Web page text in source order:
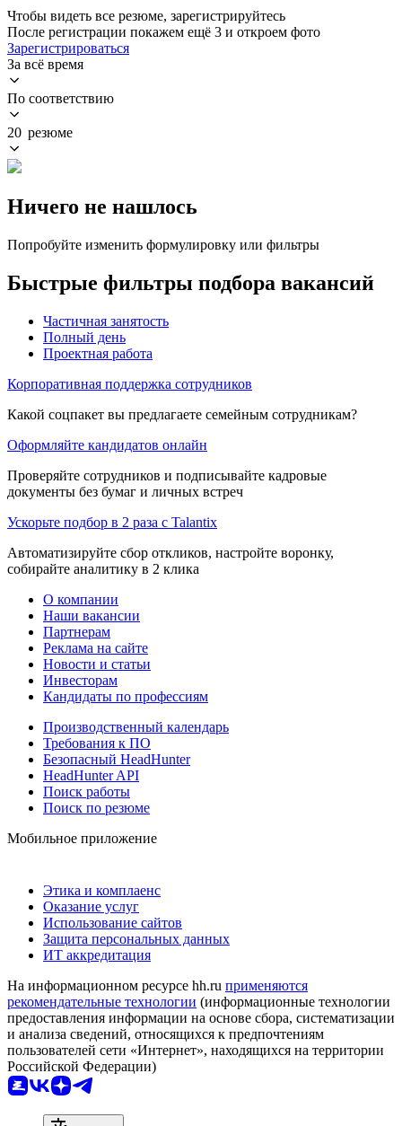
Чтобы видеть все резюме, зарегистрируйтесь
После регистрации покажем ещё 3 и откроем фото
Зарегистрироваться
За всё время
По соответствию
20 резюме
Ничего не нашлось
Попробуйте изменить формулировку или фильтры
Быстрые фильтры подбора вакансий
Частичная занятость
Полный день
Проектная работа
Корпоративная поддержка сотрудников
Какой соцпакет вы предлагаете семейным сотрудникам?
Оформляйте кандидатов онлайн
Проверяйте сотрудников и подписывайте кадровые
документы без бумаг и личных встреч
Ускорьте подбор в 2 раза с Talantix
Автоматизируйте сбор откликов, настройте воронку,
собирайте аналитику в 2 клика
О компании
Наши вакансии
Партнерам
Реклама на сайте
Новости и статьи
Инвесторам
Кандидаты по профессиям
Производственный календарь
Требования к ПО
Безопасный HeadHunter
HeadHunter API
Поиск работы
Поиск по резюме
Мобильное приложение
Этика и комплаенс
Оказание услуг
Использование сайтов
Защита персональных данных
ИТ аккредитация
На информационном ресурсе hh.ru применяются
рекомендательные технологии (информационные технологии
предоставления информации на основе сбора, систематизации
и анализа сведений, относящихся к предпочтениям
пользователей сети «Интернет», находящихся на территории
Российской Федерации)